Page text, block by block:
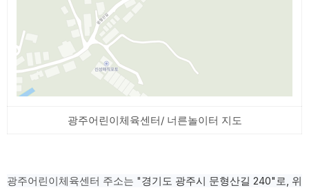
광주어린이체육센터/ 너른놀이터 지도
광주어린이체육센터 주소는 "경기도 광주시 문형산길 240"로, 위